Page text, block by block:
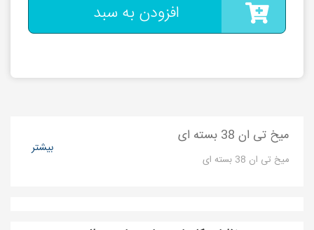
افزودن به سبد
میخ تی ان 38 بسته ای
میخ تی ان 38 بسته ای
بیشتر